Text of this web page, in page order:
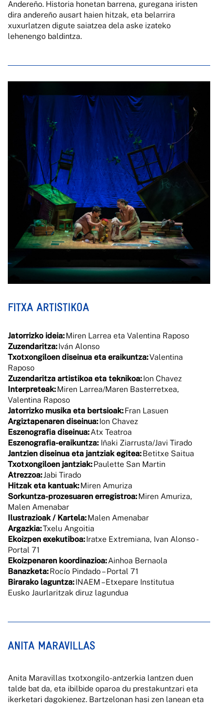
Andereño. Historia honetan barrena, guregana iristen
dira andereño ausart haien hitzak, eta belarrira
xuxurlatzen digute saiatzea dela aske izateko
lehenengo baldintza.
FITXA ARTISTIKOA
Jatorrizko ideia:Miren Larrea eta Valentina Raposo
Zuzendaritza:Iván Alonso
Txotxongiloen diseinua eta eraikuntza:Valentina
Raposo
Zuzendaritza artistikoa eta teknikoa:Ion Chavez
Interpreteak:Miren Larrea/Maren Basterretxea,
Valentina Raposo
Jatorrizko musika eta bertsioak:Fran Lasuen
Argiztapenaren diseinua:Ion Chavez
Eszenografia diseinua:Atx Teatroa
Eszenografia-eraikuntza: Iñaki Ziarrusta/Javi Tirado
Jantzien diseinua eta jantziak egitea:Betitxe Saitua
Txotxongiloen jantziak:Paulette San Martin
Atrezzoa:Jabi Tirado
Hitzak eta kantuak:Miren Amuriza
Sorkuntza-prozesuaren erregistroa:Miren Amuriza,
Malen Amenabar
Ilustrazioak / Kartela:Malen Amenabar
Argazkia:Txelu Angoitia
Ekoizpen exekutiboa:Iratxe Extremiana, Ivan Alonso -
Portal 71
Ekoizpenaren koordinazioa:Ainhoa Bernaola
Banazketa:Rocío Pindado – Portal 71
Birarako laguntza:INAEM –Etxepare Institutua
Eusko Jaurlaritzak diruz lagundua
ANITA MARAVILLAS
Anita Maravillas txotxongilo-antzerkia lantzen duen
talde bat da, eta ibilbide oparoa du prestakuntzari eta
ikerketari dagokienez. Bartzelonan hasi zen lanean eta